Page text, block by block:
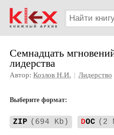
Семнадцать
лидерства
Автор: Козлов Н.И. | Лидерство
Выберите формат:
ZIP (694 Kb) DOC (2